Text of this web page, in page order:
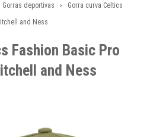
Gorras deportivas
Gorra curva Celtics
and Ness
Fashion Basic Pro
and Ness